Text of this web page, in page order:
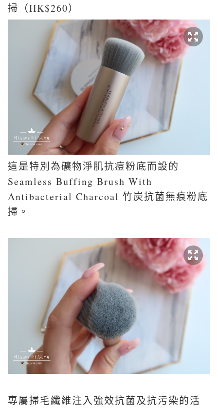
掃（HK$260）
這是特別為礦物淨肌抗痘粉底而設的
Seamless Buffing Brush With
Antibacterial Charcoal 竹炭抗菌無痕粉底
掃。
專屬掃毛纖維注入強效抗菌及抗污染的活